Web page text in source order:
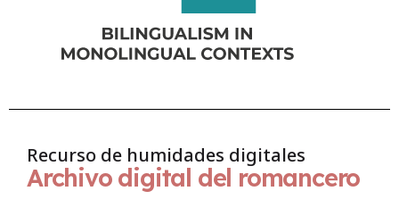
Recurso de humidades digitales
Archivo digital del romancero